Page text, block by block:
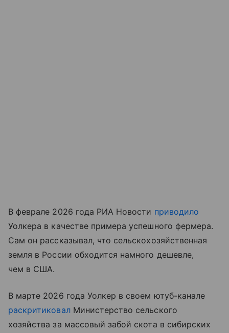
В феврале 2026 года РИА Новости приводило
Уолкера в качестве примера успешного фермера.
Сам он рассказывал, что сельскохозяйственная
земля в России обходится намного дешевле,
чем в США.
В марте 2026 года Уолкер в своем ютуб-канале
раскритиковалМинистерство сельского
хозяйства за массовый забой скота в сибирских